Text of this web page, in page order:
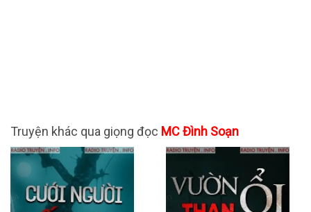
Truyện khác qua giọng đọc MC Đình Soạn